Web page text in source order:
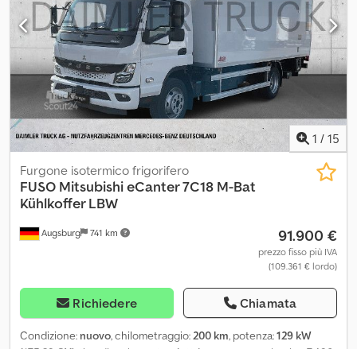
1 / 15
Augsburg 741 km
Furgone isotermico frigorifero
FUSO Mitsubishi eCanter 7C18 M-Bat
Kühlkoffer LBW
91.900 €
prezzo fisso più IVA
(109.361 € lordo)
Richiedere Chiamata
Condizione: nuovo, chilometraggio: 200 km, potenza:129 kW